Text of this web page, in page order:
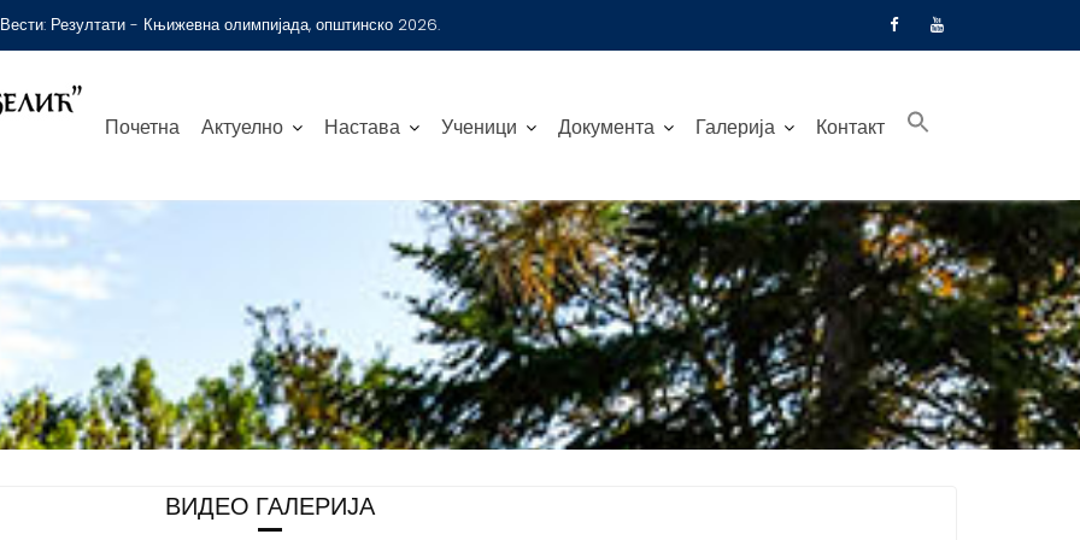
Вести: Резултати - Књижевна олимпијада, општинско 2026.
Почетна Актуелно Настава Ученици Документа Галерија Контакт
ВИДЕО ГАЛЕРИЈА